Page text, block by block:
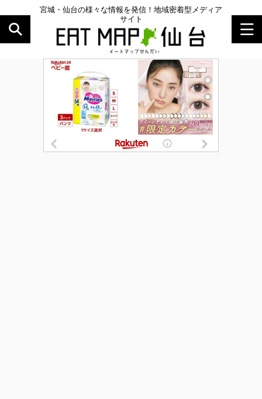
宮城・仙台の様々な情報を発信！地域密着型メディア
サイト